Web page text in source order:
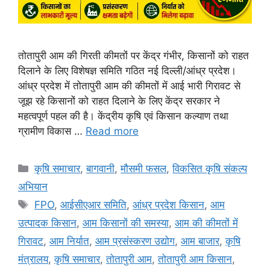
तोतापुरी आम की गिरती कीमतों पर केंद्र गंभीर, किसानों को राहत
दिलाने के लिए विशेषज्ञ समिति गठित नई दिल्ली/आंध्र प्रदेश।
आंध्र प्रदेश में तोतापुरी आम की कीमतों में आई भारी गिरावट से
जूझ रहे किसानों को राहत दिलाने के लिए केंद्र सरकार ने
महत्वपूर्ण पहल की है। केंद्रीय कृषि एवं किसान कल्याण तथा
ग्रामीण विकास … Read more
कृषि समाचार,बागवानी,मौसमी फसल,विकसित कृषि संकल्प
अभियान
FPO,आईसीएआर समिति,आंध्र प्रदेश किसान,आम
उत्पादक किसान, आम किसानों की समस्या, आम की कीमतों में
गिरावट, आम निर्यात, आम प्रसंस्करण उद्योग, आम बाजार,कृषि
मंत्रालय,कृषि समाचार,तोतापुरी आम,तोतापुरी आम किसान,